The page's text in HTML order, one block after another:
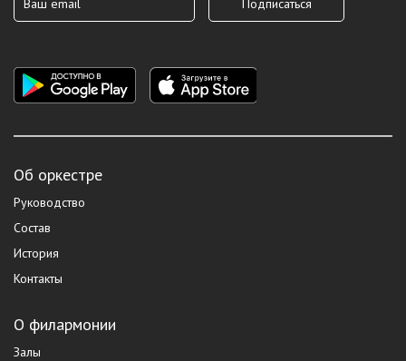
Об оркестре
Руководство
Состав
История
Контакты
О филармонии
Залы